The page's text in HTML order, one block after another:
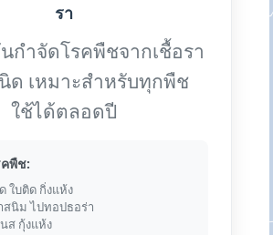
รา
กำจัดโรคพืชจากเชื้อรา
ด เหมาะสำหรับทุกพืช
ใช้ได้ตลอดปี
พืช:
ใบติด กิ่งแห้ง
สนิม ไปทอปธอร่า
ส กุ้งแห้ง